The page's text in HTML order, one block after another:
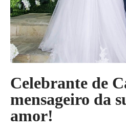
Celebrante de
mensageiro da
amor!